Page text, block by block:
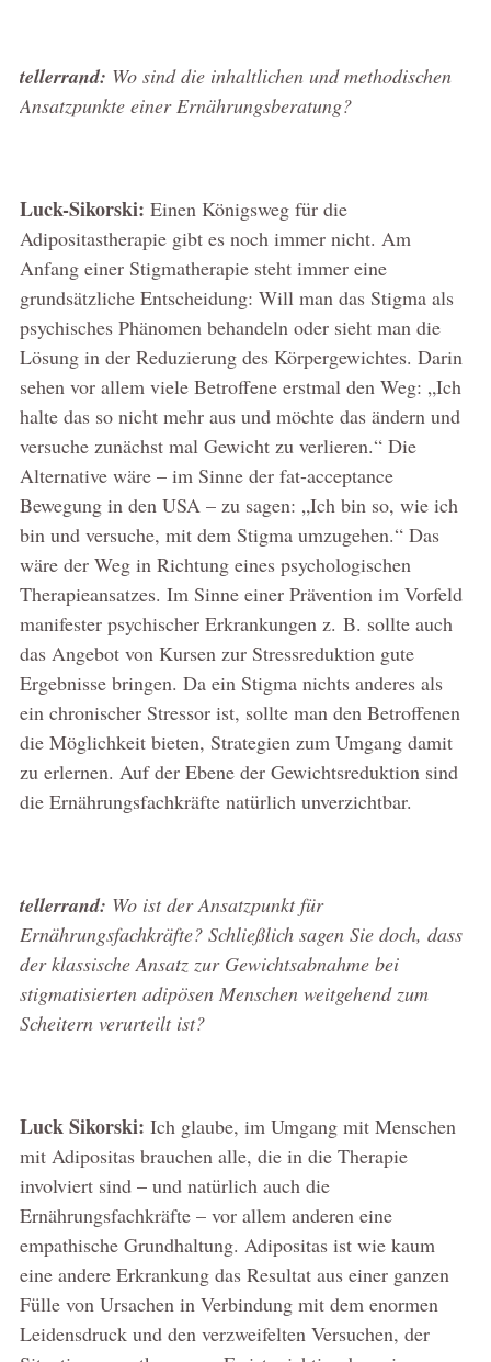
tellerrand: Wo sind die inhaltlichen und methodischen
Ansatzpunkte einer Ernährungsberatung?
Luck-Sikorski: Einen Königsweg für die
Adipositastherapie gibt es noch immer nicht. Am
Anfang einer Stigmatherapie steht immer eine
grundsätzliche Entscheidung: Will man das Stigma als
psychisches Phänomen behandeln oder sieht man die
Lösung in der Reduzierung des Körpergewichtes. Darin
sehen vor allem viele Betroffene erstmal den Weg: „Ich
halte das so nicht mehr aus und möchte das ändern und
versuche zunächst mal Gewicht zu verlieren.“ Die
Alternative wäre – im Sinne der fat-acceptance
Bewegung in den USA – zu sagen: „Ich bin so, wie ich
bin und versuche, mit dem Stigma umzugehen.“ Das
wäre der Weg in Richtung eines psychologischen
Therapieansatzes. Im Sinne einer Prävention im Vorfeld
manifester psychischer Erkrankungen z. B. sollte auch
das Angebot von Kursen zur Stressreduktion gute
Ergebnisse bringen. Da ein Stigma nichts anderes als
ein chronischer Stressor ist, sollte man den Betroffenen
die Möglichkeit bieten, Strategien zum Umgang damit
zu erlernen. Auf der Ebene der Gewichtsreduktion sind
die Ernährungsfachkräfte natürlich unverzichtbar.
tellerrand: Wo ist der Ansatzpunkt für
Ernährungsfachkräfte? Schließlich sagen Sie doch, dass
der klassische Ansatz zur Gewichtsabnahme bei
stigmatisierten adipösen Menschen weitgehend zum
Scheitern verurteilt ist?
Luck Sikorski: Ich glaube, im Umgang mit Menschen
mit Adipositas brauchen alle, die in die Therapie
involviert sind – und natürlich auch die
Ernährungsfachkräfte – vor allem anderen eine
empathische Grundhaltung. Adipositas ist wie kaum
eine andere Erkrankung das Resultat aus einer ganzen
Fülle von Ursachen in Verbindung mit dem enormen
Leidensdruck und den verzweifelten Versuchen, der